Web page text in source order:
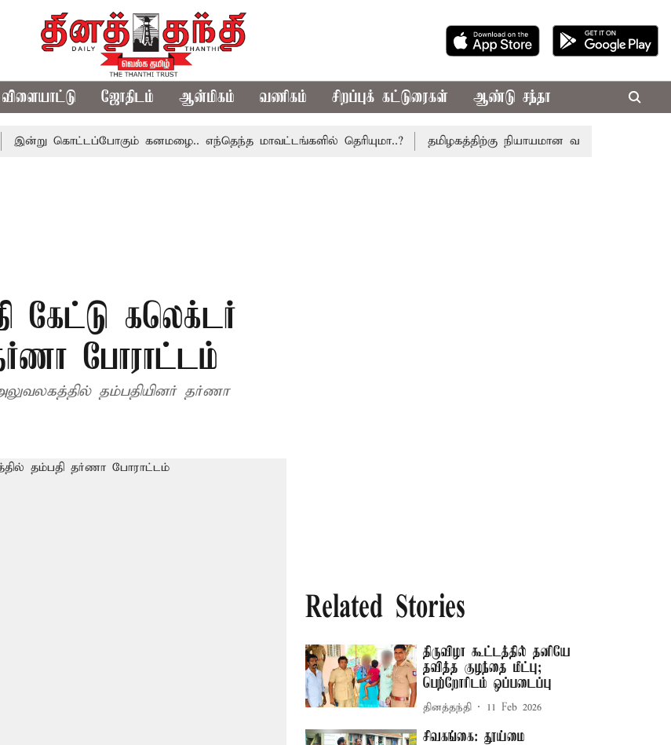
விளையாட்டு ஜோதிடம் ஆன்மிகம் வணிகம் சிறப்புக் கட்டுரைகள் ஆண்டு சந்தா
கொட்டப்போகும் கனமழை.. எந்தெந்த மாவட்டங்களில் தெரியுமா..? தமிழகத்திற்கு நியாயமான வரிப்பகிர்வு கோரி
கேட்டு கலெக்டர்
போராட்டம்
தம்பதியினர் தர்ணா
Related Stories
திருவிழா கூட்டத்தில் தனியே
தவித்த குழந்தை மீட்பு;
பெற்றோரிடம் ஒப்படைப்பு
தினத்தந்தி 11 Feb 2026
சிவகங்கை: தூய்மை